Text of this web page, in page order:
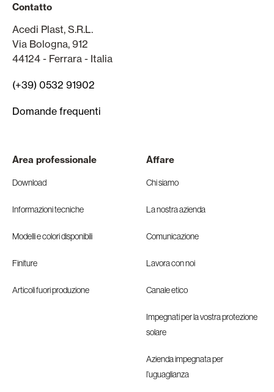
Contatto
Acedi Plast, S.R.L.
Via Bologna, 912
44124 - Ferrara - Italia
(+39) 0532 91902
Domande frequenti
Area professionale
Download
Informazioni tecniche
Modelli e colori disponibili
Finiture
Articoli fuori produzione
Affare
Chi siamo
La nostra azienda
Comunicazione
Lavora con noi
Canale etico
Impegnati per la vostra protezione
solare
Azienda impegnata per
l’uguaglianza